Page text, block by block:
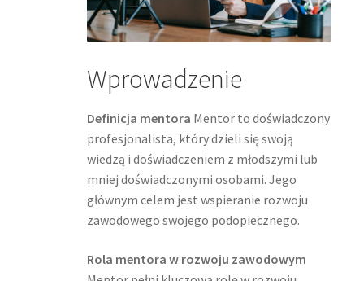
Wprowadzenie
Definicja mentora Mentor to doświadczony
profesjonalista, który dzieli się swoją
wiedzą i doświadczeniem z młodszymi lub
mniej doświadczonymi osobami. Jego
głównym celem jest wspieranie rozwoju
zawodowego swojego podopiecznego.
Rola mentora w rozwoju zawodowym